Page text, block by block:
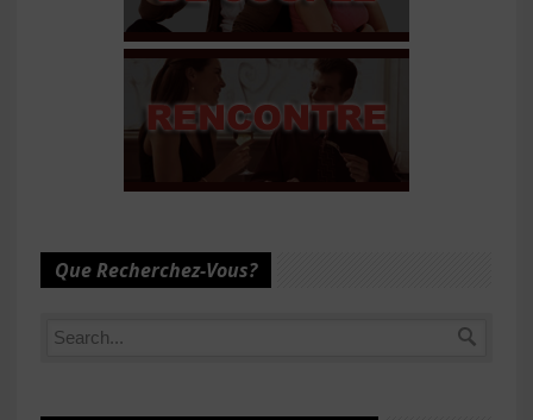
Que Recherchez-Vous?